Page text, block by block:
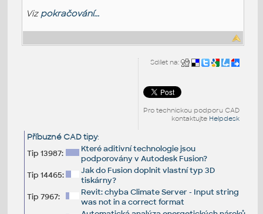
Viz pokračování...
Sdílet na:
Pro technickou podporu CAD
kontaktujte Helpdesk
Příbuzné CAD tipy:
Tip 13987:
Které aditivní technologie jsou
podporovány v Autodesk Fusion?
Tip 14465:
Jak do Fusion doplnit vlastní typ 3D
tiskárny?
Tip 7967:
Revit: chyba Climate Server - Input string
was not in a correct format